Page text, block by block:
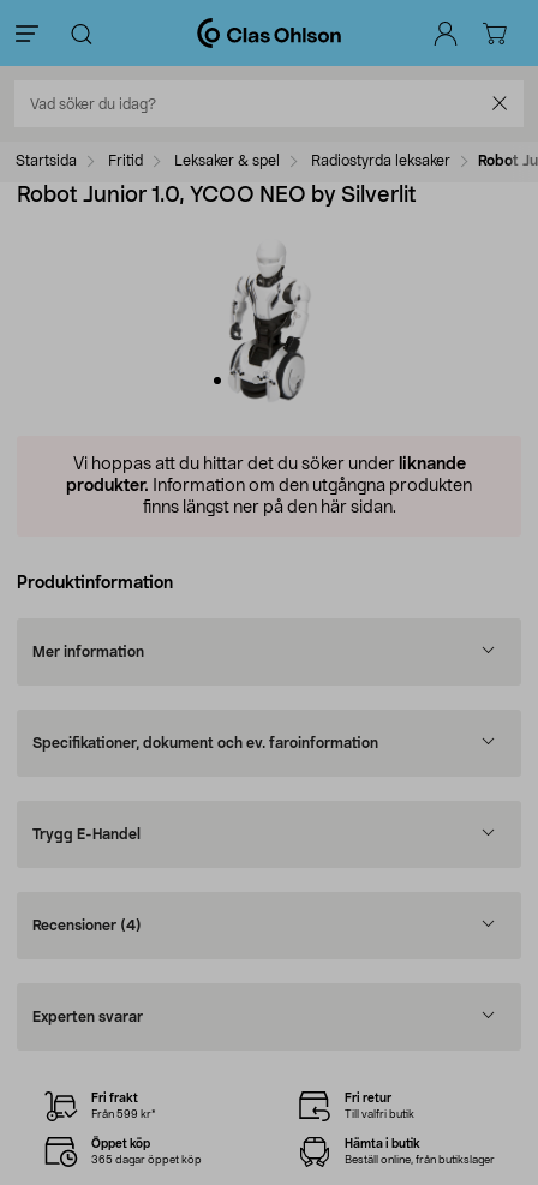
Startsida Fritid Leksaker & spel Radiostyrda leksaker Robot
Robot Junior 1.0, YCOO NEO by Silverlit
Vi hoppas att du hittar det du söker under liknande
produkter. Information om den utgångna produkten
finns längst ner på den här sidan.
Produktinformation
Mer information
Specifikationer, dokument och ev. faroinformation
Trygg E-Handel
Recensioner (4)
Experten svarar
Fri frakt
Från 599 kr*
Fri retur
Till valfri butik
Öppet köp
365 dagar öppet köp
Hämta i butik
Beställ online, från butikslager